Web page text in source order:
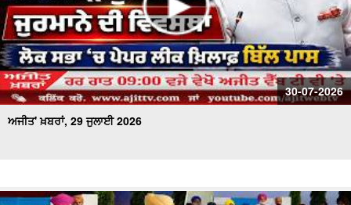
30-07-2026
ਅਜੀਤ' ਖ਼ਬਰਾਂ, 29 ਜੁਲਾਈ 2026